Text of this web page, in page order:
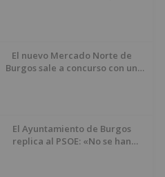
El nuevo Mercado Norte de
Burgos sale a concurso con un
El Ayuntamiento de Burgos
replica al PSOE: «No se han